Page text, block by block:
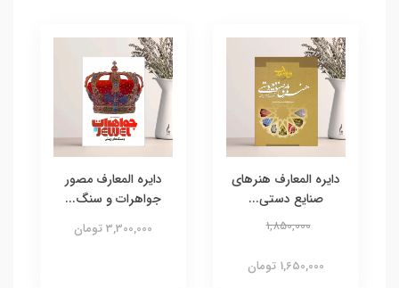
دایره‌ المعارف هنرهای
صنایع دستی...
1,850,000
1,650,000 تومان
دایره المعارف مصور
جواهرات و سنگ...
3,300,000 تومان